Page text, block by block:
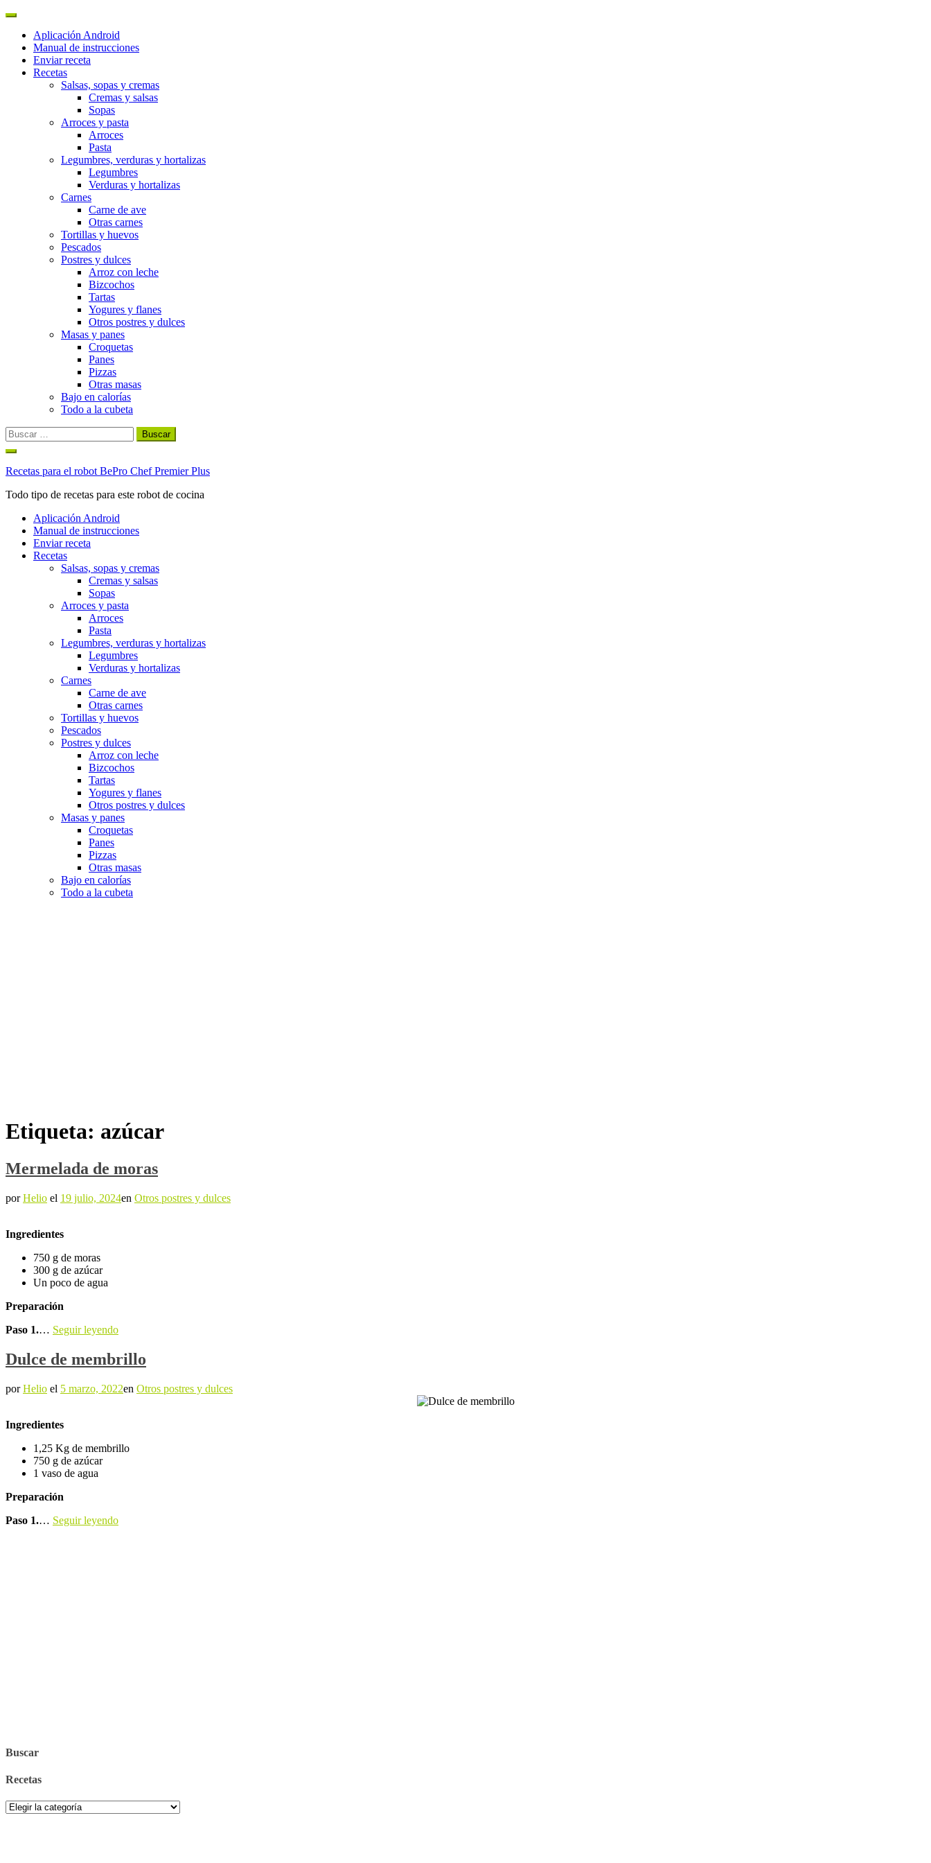
Aplicación Android
Manual de instrucciones
Enviar receta
Recetas
Salsas, sopas y cremas
Cremas y salsas
Sopas
Arroces y pasta
Arroces
Pasta
Legumbres, verduras y hortalizas
Legumbres
Verduras y hortalizas
Carnes
Carne de ave
Otras carnes
Tortillas y huevos
Pescados
Postres y dulces
Arroz con leche
Bizcochos
Tartas
Yogures y flanes
Otros postres y dulces
Masas y panes
Croquetas
Panes
Pizzas
Otras masas
Bajo en calorías
Todo a la cubeta
Buscar:
Ir
contenido
Recetas para el robot BePro Chef Premier Plus
Todo tipo de recetas para este robot de cocina
Aplicación Android
Manual de instrucciones
Enviar receta
Recetas
Salsas, sopas y cremas
Cremas y salsas
Sopas
Arroces y pasta
Arroces
Pasta
Legumbres, verduras y hortalizas
Legumbres
Verduras y hortalizas
Carnes
Carne de ave
Otras carnes
Tortillas y huevos
Pescados
Postres y dulces
Arroz con leche
Bizcochos
Tartas
Yogures y flanes
Otros postres y dulces
Masas y panes
Croquetas
Panes
Pizzas
Otras masas
Bajo en calorías
Todo a la cubeta
Etiqueta: azúcar
Mermelada de moras
porHelio el 19 julio, 2024en Otros postres y dulces
Ingredientes
750 g de moras
300 g de azúcar
Un poco de agua
Preparación
Paso 1.… Seguir leyendo
Dulce de membrillo
porHelio el 5 marzo, 2022en Otros postres y dulces
Ingredientes
1,25 Kg de membrillo
750 g de azúcar
1 vaso de agua
Preparación
Paso 1.… Seguir leyendo
Buscar
Recetas
Recetas